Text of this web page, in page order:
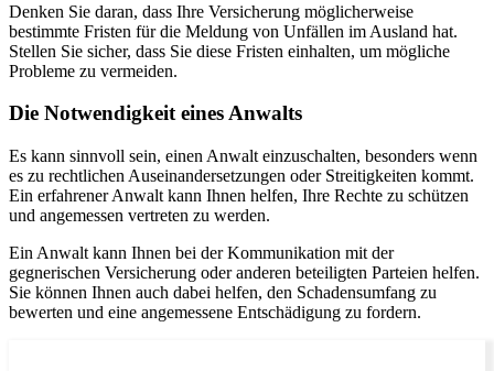
Denken Sie daran, dass Ihre Versicherung möglicherweise
bestimmte Fristen für die Meldung von Unfällen im Ausland hat.
Stellen Sie sicher, dass Sie diese Fristen einhalten, um mögliche
Probleme zu vermeiden.
Die Notwendigkeit eines Anwalts
Es kann sinnvoll sein, einen Anwalt einzuschalten, besonders wenn
es zu rechtlichen Auseinandersetzungen oder Streitigkeiten kommt.
Ein erfahrener Anwalt kann Ihnen helfen, Ihre Rechte zu schützen
und angemessen vertreten zu werden.
Ein Anwalt kann Ihnen bei der Kommunikation mit der
gegnerischen Versicherung oder anderen beteiligten Parteien helfen.
Sie können Ihnen auch dabei helfen, den Schadensumfang zu
bewerten und eine angemessene Entschädigung zu fordern.